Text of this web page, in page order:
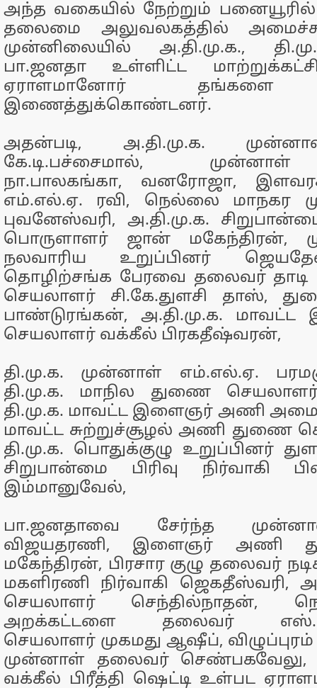
அந்த வகையில் நேற்றும்
தலைமை அலுவலகத்தில்
முன்னிலையில் அ.தி.மு.க.,
பா.ஜனதா உள்ளிட்ட
ஏராளமானோர் தங்களை
இணைத்துக்கொண்டனர்.
அதன்படி, அ.தி.மு.க.
கே.டி.பச்சைமால்,
நா.பாலகங்கா, வனரோஜா,
எம்.எல்.ஏ. ரவி, நெல்லை மாநகர
புவனேஸ்வரி, அ.தி.மு.க.
பொருளாளர் ஜான் மகேந்திரன்,
நலவாரிய உறுப்பினர்
தொழிற்சங்க பேரவை தலைவர் தாடி
செயலாளர் சி.கே.துளசி தாஸ்,
பாண்டுரங்கன், அ.தி.மு.க.
செயலாளர் வக்கீல் பிரகதீஷ்வரன்,
தி.மு.க. முன்னாள் எம்.எல்.ஏ.
தி.மு.க. மாநில துணை
தி.மு.க. மாவட்ட இளைஞர் அணி
மாவட்ட சுற்றுச்சூழல் அணி துணை
தி.மு.க. பொதுக்குழு உறுப்பினர்
சிறுபான்மை பிரிவு
இம்மானுவேல்,
பா.ஜனதாவை சேர்ந்த
விஜயதரணி, இளைஞர் அணி
மகேந்திரன், பிரசார குழு தலைவர்
மகளிரணி நிர்வாகி ஜெகதீஸ்வரி,
செயலாளர் செந்தில்நாதன்,
அறக்கட்டளை தலைவர்
செயலாளர் முகமது ஆஷீப், விழுப்புரம்
முன்னாள் தலைவர் செண்பகவேலு,
வக்கீல் பிரீத்தி ஷெட்டி உள்பட